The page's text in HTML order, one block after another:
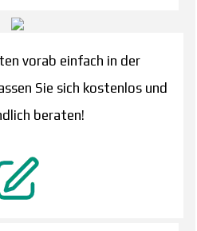
vorab einfach in der
Sie sich kostenlos und
beraten!